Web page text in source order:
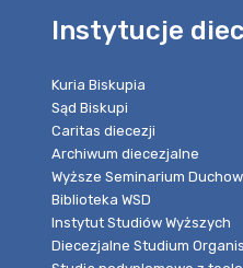
Instytucje
Kuria Biskupia
Sąd Biskupi
Caritas diecezji
Archiwum diecezjalne
Wyższe Seminarium
Biblioteka WSD
Instytut Studiów Wyższych
Diecezjalne Studium